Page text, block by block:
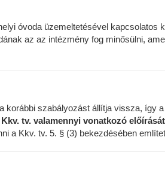
óvoda üzemeltetésével
az az intézmény fog minősülni,
szabályozást állítja vissza, így
Kkv. tv. valamennyi vonatkozó
a Kkv. tv. 5. § (3) bekezdésében